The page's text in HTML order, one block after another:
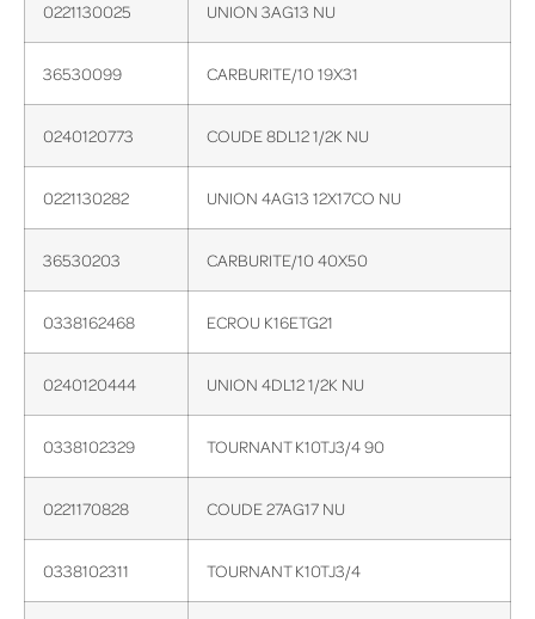
0221130025 UNION 3AG13 NU
36530099 CARBURITE/10 19X31
0240120773 COUDE 8DL12 1/2K NU
0221130282 UNION 4AG13 12X17CO NU
36530203 CARBURITE/10 40X50
0338162468 ECROU K16ETG21
0240120444 UNION 4DL12 1/2K NU
0338102329 TOURNANT K10TJ3/4 90
0221170828 COUDE 27AG17 NU
0338102311 TOURNANT K10TJ3/4